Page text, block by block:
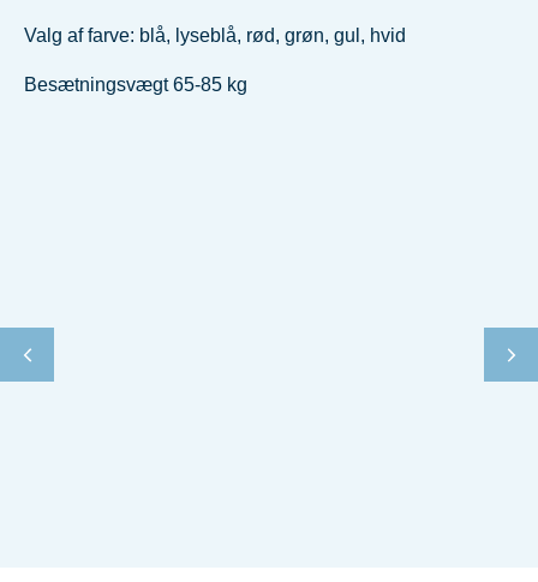
Valg af farve: blå, lyseblå, rød, grøn, gul, hvid
Besætningsvægt 65-85 kg